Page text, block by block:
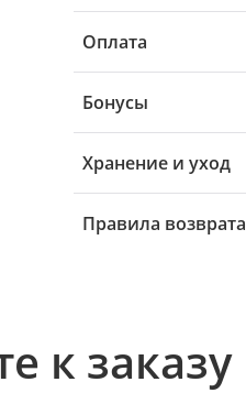
Оплата
Бонусы
Хранение и уход
Правила возврата
к заказу